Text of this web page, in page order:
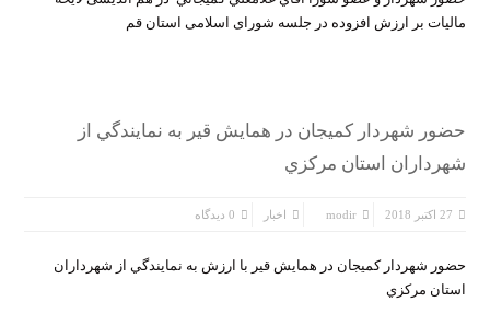
مالیات بر ارزش افزوده در جلسه شورای اسلامی استان قم
حضور شهردار كميجان در همايش قير به نمايندگي از
شهرداران استان مركزي
27 اکتبر 2018 modir اخبار 0 دیدگاه
حضور شهردار كميجان در همايش قير با ارزش به نمايندگي از شهرداران
استان مركزي